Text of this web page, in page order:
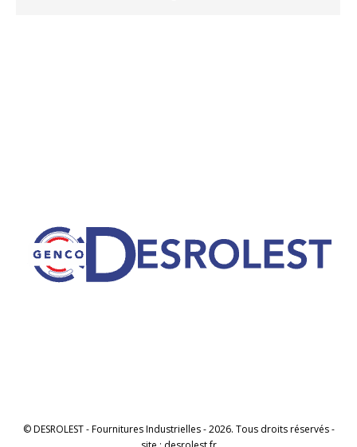
© DESROLEST - Fournitures Industrielles - 2026. Tous droits réservés -